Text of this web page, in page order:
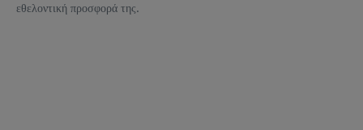
εθελοντική προσφορά της.